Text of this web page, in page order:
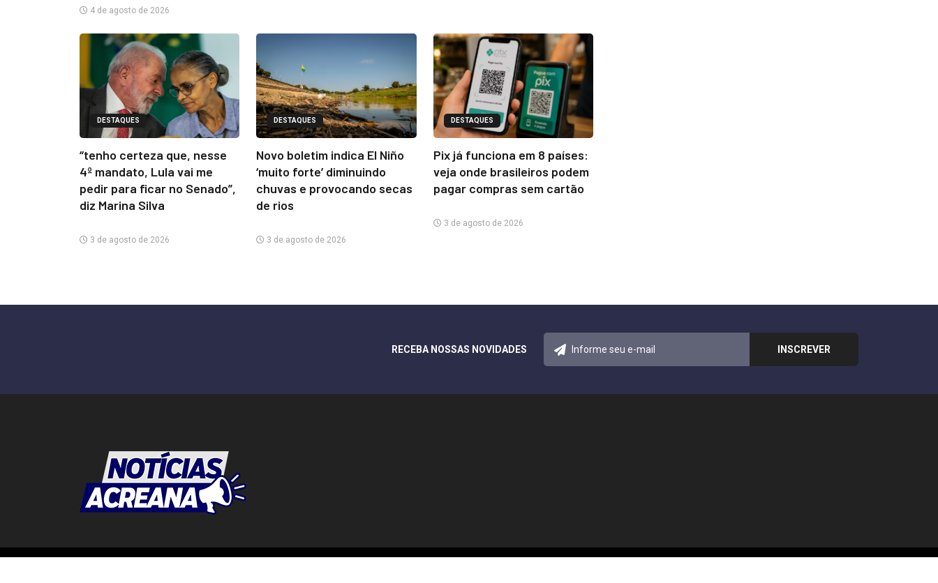
4 de agosto de 2026
DESTAQUES
“tenho certeza que, nesse
4º mandato, Lula vai me
pedir para ficar no Senado”,
diz Marina Silva
3 de agosto de 2026
DESTAQUES
Novo boletim indica El Niño
‘muito forte’ diminuindo
chuvas e provocando secas
de rios
3 de agosto de 2026
DESTAQUES
Pix já funciona em 8 países:
veja onde brasileiros podem
pagar compras sem cartão
3 de agosto de 2026
RECEBA NOSSAS NOVIDADES